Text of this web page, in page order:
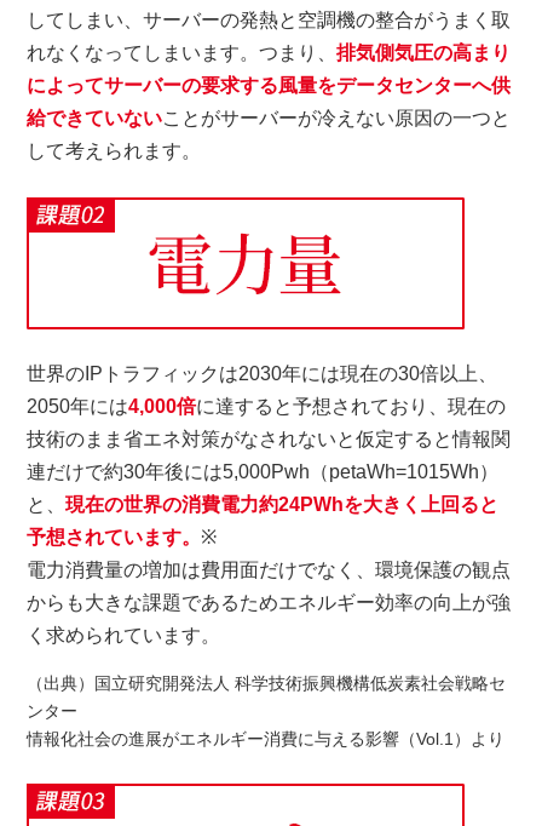
してしまい、サーバーの発熱と空調機の整合がうまく取
れなくなってしまいます。つまり、 排気側気圧の高まり
によってサーバーの要求する風量をデータセンターへ供
給できていないことがサーバーが冷えない原因の一つと
して考えられます。
世界のIPトラフィックは2030年には現在の30倍以上、
2050年には4,000倍に達すると予想されており、現在の
技術のまま省エネ対策がなされないと仮定すると情報関
連だけで約30年後には5,000Pwh（petaWh=1015Wh）
と、 現在の世界の消費電力約24PWhを大きく上回ると
予想されています。 ※
電力消費量の増加は費用面だけでなく、環境保護の観点
からも大きな課題であるためエネルギー効率の向上が強
く求められています。
（出典）国立研究開発法人 科学技術振興機構低炭素社会戦略セ
ンター
情報化社会の進展がエネルギー消費に与える影響（Vol.1）より